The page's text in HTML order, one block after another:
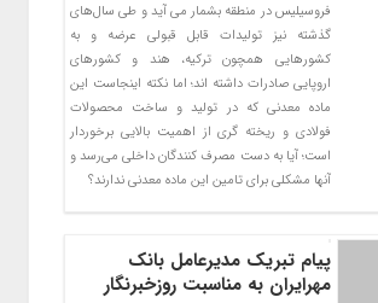
فروسیلیس در منطقه بشمار می آید و طی سال‌های
گذشته نیز تولیدات قابل قبولی عرضه و به
کشورهایی همچون ترکیه، هند و کشورهای
اروپایی صادرات داشته اند؛ اما نکته اینجاست این
ماده معدنی که در تولید و ساخت محصولات
فولادی و ریخته گری از اهمیت بالایی برخوردار
است؛ آیا به دست مصرف کنندگان داخلی می‌رسد و
آنها مشکلی برای تامین این ماده معدنی ندارند؟
پیام تبریک مدیرعامل بانک
مهرایران به مناسبت روزخبرنگار